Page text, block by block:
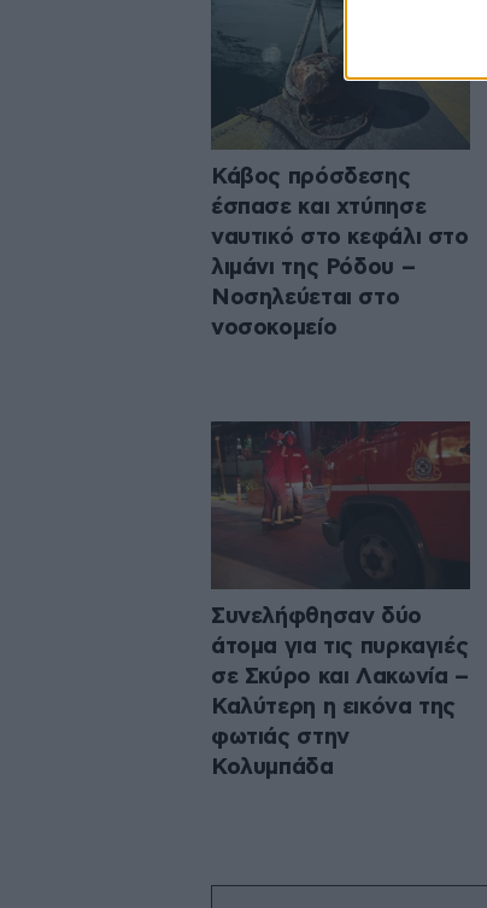
Κάβος πρόσδεσης
έσπασε και χτύπησε
ναυτικό στο κεφάλι στο
λιμάνι της Ρόδου –
Νοσηλεύεται στο
νοσοκομείο
Συνελήφθησαν δύο
άτομα για τις πυρκαγιές
σε Σκύρο και Λακωνία –
Καλύτερη η εικόνα της
φωτιάς στην
Κολυμπάδα